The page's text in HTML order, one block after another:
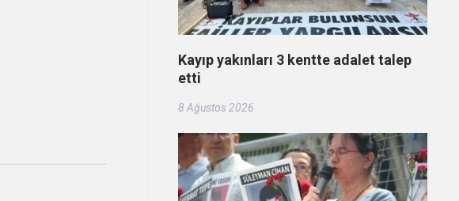
Kayıp yakınları 3 kentte adalet talep
etti
8 Ağustos 2026